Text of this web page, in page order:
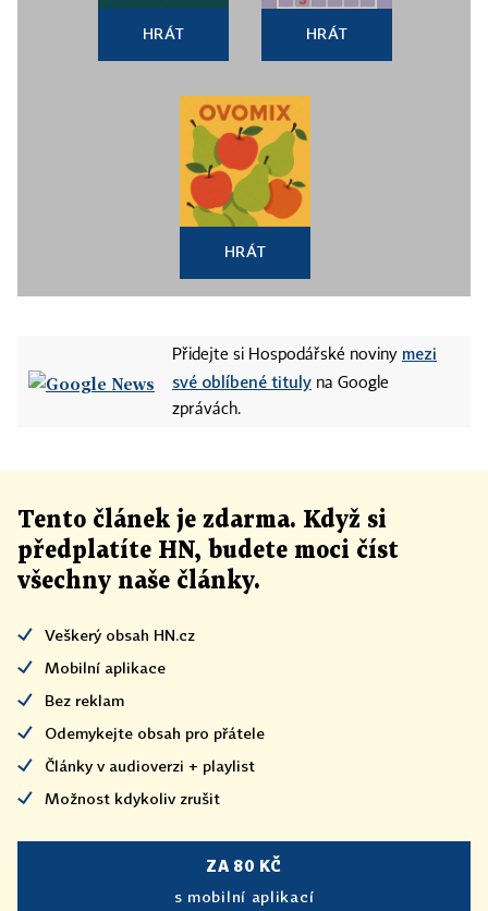
HRÁT HRÁT
HRÁT
Přidejte si Hospodářské noviny mezi
své oblíbené tituly na Google
zprávách.
Tento článek je zdarma. Když si
předplatíte HN, budete moci číst
všechny naše články.
Veškerý obsah HN.cz
Mobilní aplikace
Bez reklam
Odemykejte obsah pro přátele
Články v audioverzi + playlist
Možnost kdykoliv zrušit
ZA 80 KČ
s mobilní aplikací